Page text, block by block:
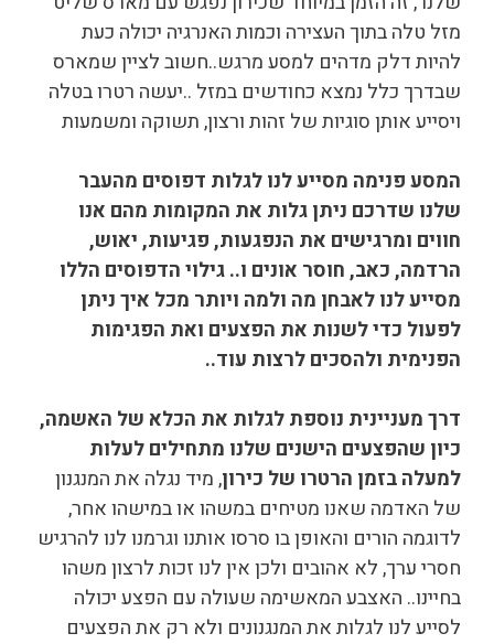
מזל טלה בתוך העצירה וכמות האנרגיה יכולה כעת
להיות דלק מדהים למסע מרגש..חשוב לציין שמארס
שבדרך כלל נמצא כחודשים במזל ..יעשה רטרו בטלה
ויסייע אותן סוגיות של זהות ורצון, תשוקה ומשמעות
המסע פנימה מסייע לנו לגלות דפוסים מהעבר
שלנו שדרכם ניתן גלות את המקומות מהם אנו
חווים ומרגישים את הנפגעות, פגיעות, יאוש,
הרדמה, כאב, חוסר אונים ו.. גילוי הדפוסים הללו
מסייע לנו לאבחן מה ולמה ויותר מכל איך ניתן
לפעול כדי לשנות את הפצעים ואת הפגימות
הפנימית ולהסכים לרצות עוד..
דרך מעניינית נוספת לגלות את הכלא של האשמה,
כיון שהפצעים הישנים שלנו מתחילים לעלות
למעלה בזמן הרטרו של כירון, מיד נגלה את המנגנון
של האדמה שאנו מטיחים במשהו או במישהו אחר,
לדוגמה הורים והאופן בו סרסו אותנו וגרמנו לנו להרגיש
חסרי ערך, לא אהובים ולכן אין לנו זכות לרצון משהו
בחיינו.. האצבע המאשימה שעולה עם הפצע יכולה
לסייע לנו לגלות את המנגנונים ולא רק את הפצעים